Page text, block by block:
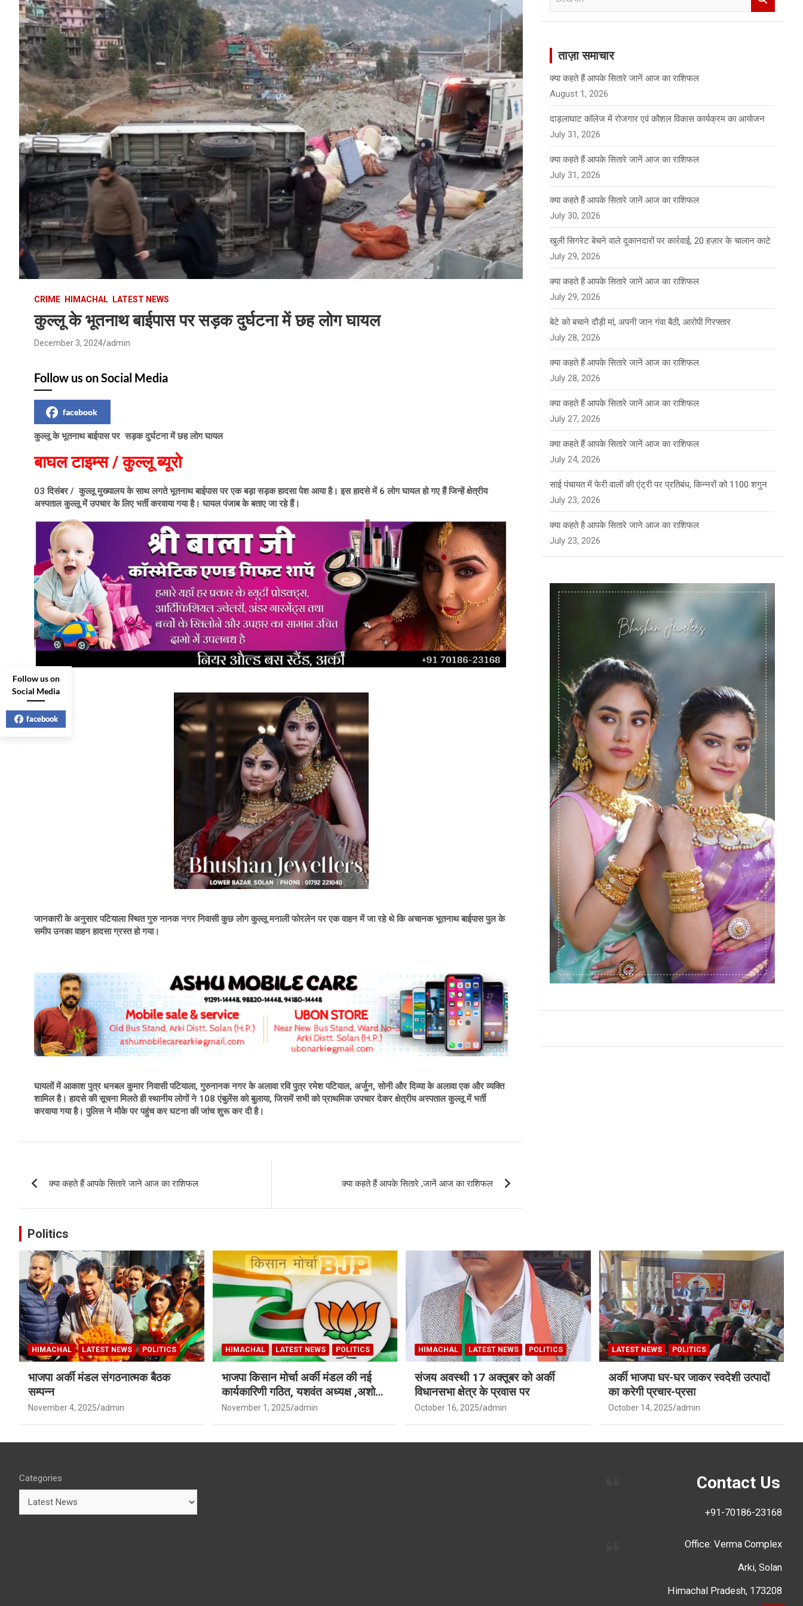
HP News.
CRIME HIMACHAL LATEST NEWS
कुल्लू के भूतनाथ बाईपास पर सड़क दुर्घटना में छह लोग घायल
December 3, 2024 admin
Follow us on Social Media
facebook
कुल्लू के भूतनाथ बाईपास पर सड़क दुर्घटना में छह लोग घायल
बाघल टाइम्स / कुल्लू ब्यूरो
03 दिसंबर / कुल्लू मुख्यालय के साथ लगते भूतनाथ बाईपास पर एक बड़ा सड़क हादसा पेश आया है। इस हादसे में 6 लोग घायल हो गए हैं जिन्हें क्षेत्रीय
अस्पताल कुल्लू में उपचार के लिए भर्ती करवाया गया है। घायल पंजाब के बताए जा रहे हैं।
जानकारी के अनुसार पटियाला स्थित गुरु नानक नगर निवासी कुछ लोग कुल्लू मनाली फोरलेन पर एक वाहन में जा रहे थे कि अचानक भूतनाथ बाईपास पुल के
समीप उनका वाहन हादसा ग्रस्त हो गया।
घायलों में आकाश पुत्र धनबल कुमार निवासी पटियाला, गुरुनानक नगर के अलावा रवि पुत्र रमेश पटियाल, अर्जुन, सोनी और दिव्या के अलावा एक और व्यक्ति
शामिल है। हादसे की सूचना मिलते ही स्थानीय लोगों ने 108 एंबुलेंस को बुलाया, जिसमें सभी को प्राथमिक उपचार देकर क्षेत्रीय अस्पताल कुल्लू में भर्ती
करवाया गया है। पुलिस ने मौके पर पहुंच कर घटना की जांच शुरू कर दी है।
navigation
क्या कहते हैं आपके सितारे जाने आज का राशिफल क्या कहते हैं आपके सितारे ,जानें आज का राशिफल
ताज़ा समाचार
क्या कहते हैं आपके सितारे जानें आज का राशिफल
August 1, 2026
दाड़लाघाट कॉलेज में रोजगार एवं कौशल विकास कार्यक्रम का आयोजन
July 31, 2026
क्या कहते हैं आपके सितारे जानें आज का राशिफल
July 31, 2026
क्या कहते हैं आपके सितारे जानें आज का राशिफल
July 30, 2026
खुली सिगरेट बेचने वाले दुकानदारों पर कार्रवाई, 20 हज़ार के चालान काटे
July 29, 2026
क्या कहते हैं आपके सितारे जानें आज का राशिफल
July 29, 2026
बेटे को बचाने दौड़ी मां, अपनी जान गंवा बैठी, आरोपी गिरफ्तार
July 28, 2026
क्या कहते हैं आपके सितारे जानें आज का राशिफल
July 28, 2026
क्या कहते हैं आपके सितारे जानें आज का राशिफल
July 27, 2026
क्या कहते हैं आपके सितारे जानें आज का राशिफल
July 24, 2026
साई पंचायत में फेरी वालों की एंट्री पर प्रतिबंध, किन्नरों को 1100 शगुन
July 23, 2026
क्या कहते है आपके सितारे जाने आज का राशिफल
July 23, 2026
Politics
HIMACHAL LATEST NEWS POLITICS
भाजपा अर्की मंडल संगठनात्मक बैठक
सम्पन्न
November 4, 2025 admin
HIMACHAL LATEST NEWS POLITICS
भाजपा किसान मोर्चा अर्की मंडल की नई
कार्यकारिणी गठित, यशवंत अध्यक्ष ,अशोक
शर्मा बने उपाध्यक्ष
November 1, 2025 admin
HIMACHAL LATEST NEWS POLITICS
संजय अवस्थी 17 अक्तूबर को अर्की
विधानसभा क्षेत्र के प्रवास पर
October 16, 2025 admin
LATEST NEWS POLITICS
अर्की भाजपा घर-घर जाकर स्वदेशी उत्पादों
का करेगी प्रचार-प्रसा
October 14, 2025 admin
Categories Contact Us
+91-70186-23168
Office: Verma Complex
Arki, Solan
Himachal Pradesh, 173208
Follow us on
Social Media
facebook